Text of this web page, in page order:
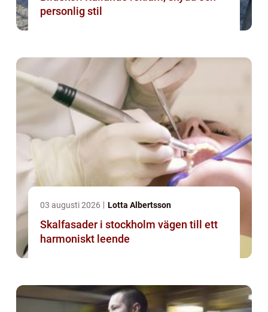
personlig stil
03 augusti 2026 Lotta Albertsson
Skalfasader i stockholm vägen till ett
harmoniskt leende